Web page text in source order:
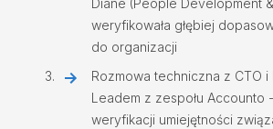
Diane (People Development
weryfikowała głębiej
do organizacji
Rozmowa techniczna z CTO i
Leadem z zespołu Accounto
weryfikacji umiejętności